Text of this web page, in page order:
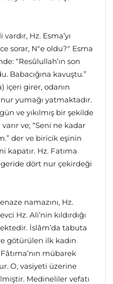
vardır, Hz. Esma’yı
sorar, N"e oldu?" Esma
“Resûlullah’ın son
Babacığına kavuştu.”
içeri girer, odanın
yumağı yatmaktadır.
ve yıkılmış bir şekilde
ve; “Seni ne kadar
der ve biricik eşinin
kapatır. Hz. Fatıma
dört nur çekirdeği
namazını, Hz.
Hz. Ali’nin kıldırdığı
İslâm’da tabuta
götürülen ilk kadın
mübarek
O, vasiyeti üzerine
Medineliler vefatı